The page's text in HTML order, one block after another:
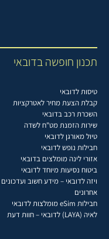
תכנון חופשה בדובאי
טיסות לדובאי
קבלת הצעת מחיר לאטרקציות
השכרת רכב בדובאי
שירות הזמנת מט"ח לשדה
טיול מאורגן לדובאי
חבילות נופש לדובאי
אזורי לינה מומלצים בדובאי
ביטוח נסיעות מיוחד לדובאי
ויזה לדובאי – מידע חשוב ועדכונים
אחרונים
חבילות eSim מומלצות לדובאי
לאיה (LAYA) לדובאי – חוות דעת